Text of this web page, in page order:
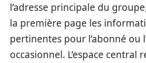
l’adresse principale du
la première page les
pertinentes pour l’abonné ou
occasionnel. L’espace central